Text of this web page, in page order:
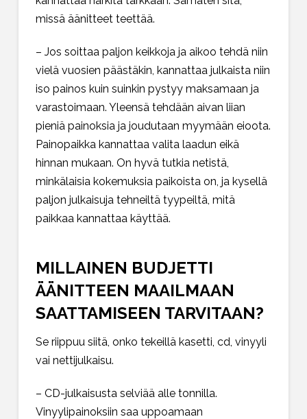
missä äänitteet teettää.
– Jos soittaa paljon keikkoja ja aikoo tehdä niin
vielä vuosien päästäkin, kannattaa julkaista niin
iso painos kuin suinkin pystyy maksamaan ja
varastoimaan. Yleensä tehdään aivan liian
pieniä painoksia ja joudutaan myymään eioota.
Painopaikka kannattaa valita laadun eikä
hinnan mukaan. On hyvä tutkia netistä,
minkälaisia kokemuksia paikoista on, ja kysellä
paljon julkaisuja tehneiltä tyypeiltä, mitä
paikkaa kannattaa käyttää.
MILLAINEN BUDJETTI
ÄÄNITTEEN MAAILMAAN
SAATTAMISEEN TARVITAAN?
Se riippuu siitä, onko tekeillä kasetti, cd, vinyyli
vai nettijulkaisu.
– CD-julkaisusta selviää alle tonnilla.
Vinyylipainoksiin saa uppoamaan